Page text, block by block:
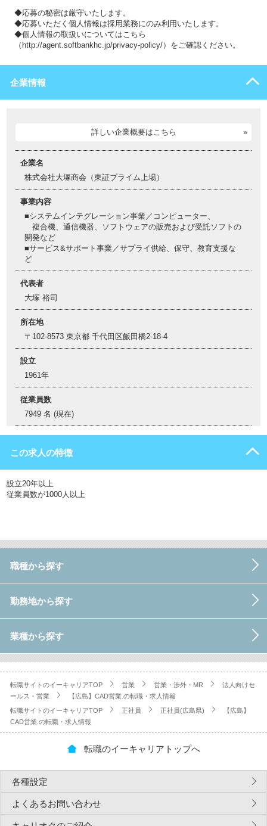
◆応募の秘密は厳守いたします。
◆応募いただく個人情報は採用業務にのみ利用いたします。
◆個人情報の取扱いについてはこちら
（http://agent.softbankhc.jp/privacy-policy/）をご確認ください。
企業情報
詳しい企業概要はこちら
企業名
株式会社大塚商会（東証プライム上場）
事業内容
■システムインテグレーション事業／コンピューター、
複合機、通信機器、ソフトウェアの販売および受託ソフトの
開発など
■サービス&サポート事業／サプライ供給、保守、教育支援な
ど
代表者
大塚 裕司
所在地
〒102-8573 東京都 千代田区飯田橋2-18-4
設立
1961年
従業員数
7949 名 (現在)
この求人の特徴
設立20年以上
従業員数が1000人以上
職種から探す
勤務地から探す
業種から探す
転職サイトのイーキャリアTOP 営業 営業・渉外・MR
法人向けセ
ールス・営業
【広島】CAD営業.の転職・求人情報
転職サイトのイーキャリアTOP 正社員 正社員(広島県)
【広島】
CAD営業.の転職・求人情報
転職のイーキャリアトップへ
各種設定
よくあるお問い合わせ